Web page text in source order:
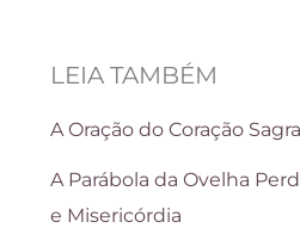
LEIA TAMBÉM
A Oração do Coração
A Parábola da Ovelha
e Misericórdia